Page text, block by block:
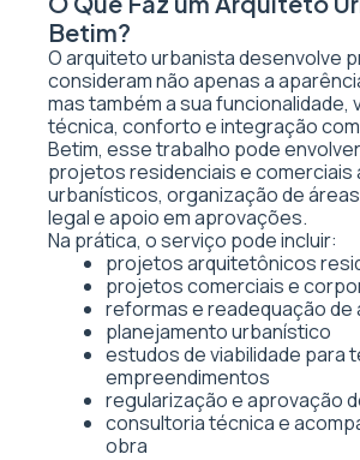
Betim?
O arquiteto urbanista desenvolve
consideram não apenas a
mas também a sua funcionalidade,
técnica, conforto e integração
Betim, esse trabalho pode
projetos residenciais e comerciais
urbanísticos, organização de
legal e apoio em aprovações.
Na prática, o serviço pode incluir:
projetos arquitetônicos
projetos comerciais e
reformas e readequação de
planejamento urbanístico
estudos de viabilidade para
empreendimentos
regularização e aprovação
consultoria técnica e
obra